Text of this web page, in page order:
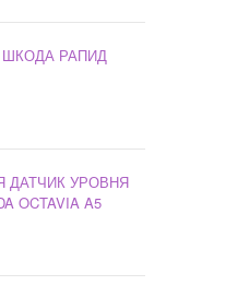
РАПИД
ДАТЧИК УРОВНЯ
OCTAVIA A5